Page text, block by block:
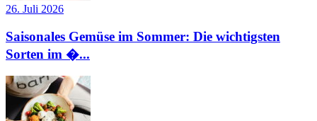
26. Juli 2026
Saisonales Gemüse im Sommer: Die wichtigsten
Sorten im �...